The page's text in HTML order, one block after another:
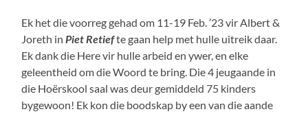
Ek het die voorreg gehad om 11-19 Feb. ’23 vir Albert &
Joreth inPiet Retiefte gaan help met hulle uitreik daar.
Ek dank die Here vir hulle arbeid en ywer, en elke
geleentheid om die Woord te bring. Die 4 jeugaande in
die Hoërskool saal was deur gemiddeld 75 kinders
bygewoon! Ek kon die boodskap by een van die aande